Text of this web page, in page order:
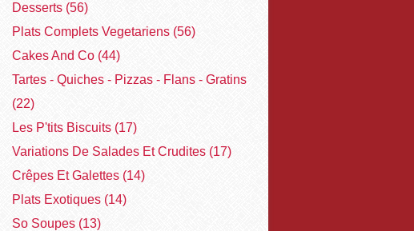
Desserts (56)
Plats Complets Vegetariens (56)
Cakes And Co (44)
Tartes - Quiches - Pizzas - Flans - Gratins
(22)
Les P'tits Biscuits (17)
Variations De Salades Et Crudites (17)
Crêpes Et Galettes (14)
Plats Exotiques (14)
So Soupes (13)